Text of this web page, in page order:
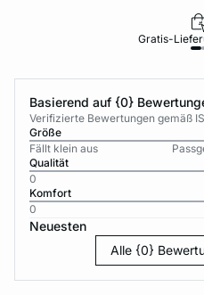
Gratis-
Basierend auf {0}
Verifizierte Bewertungen gemäß
Größe
Fällt klein aus
Qualität
0
Komfort
0
Neuesten
Alle {0}